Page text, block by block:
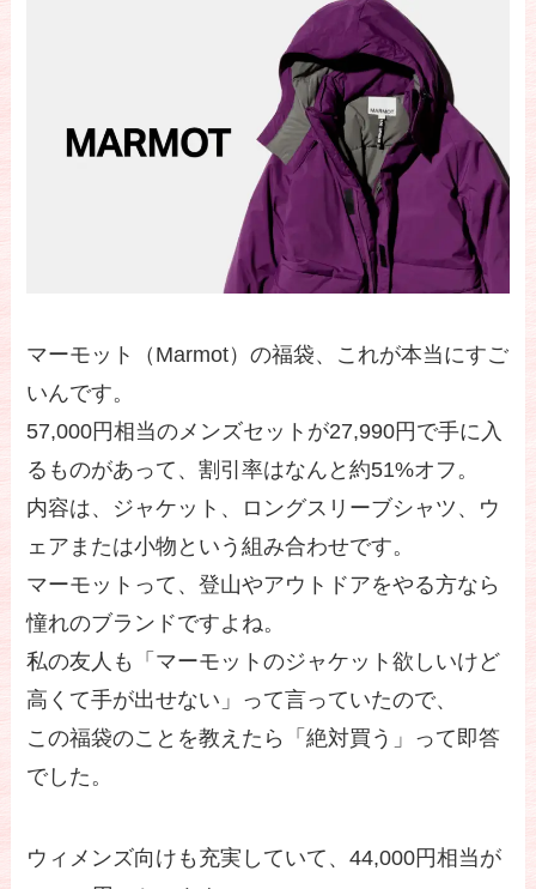
マーモット（Marmot）の福袋、これが本当にすご
いんです。
57,000円相当のメンズセットが27,990円で手に入
るものがあって、割引率はなんと約51%オフ。
内容は、ジャケット、ロングスリーブシャツ、ウ
ェアまたは小物という組み合わせです。
マーモットって、登山やアウトドアをやる方なら
憧れのブランドですよね。
私の友人も「マーモットのジャケット欲しいけど
高くて手が出せない」って言っていたので、
この福袋のことを教えたら「絶対買う」って即答
でした。
ウィメンズ向けも充実していて、44,000円相当が